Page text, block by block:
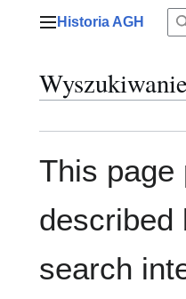
Menu główne
Historia AGH
This
described
search